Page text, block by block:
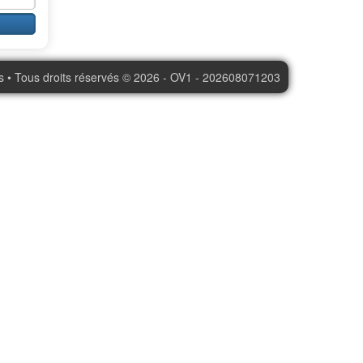
• Tous droits réservés © 2026 - OV1 - 202608071203